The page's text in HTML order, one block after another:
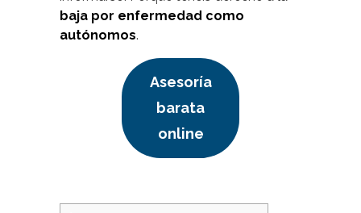
baja por enfermedad como
autónomos.
Asesoría
barata
online